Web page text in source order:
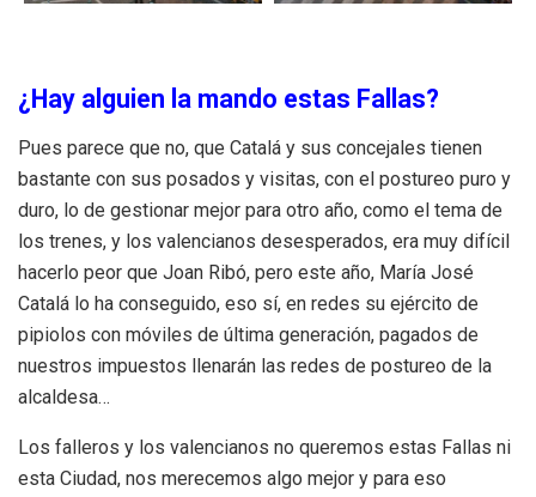
¿Hay alguien la mando estas Fallas?
Pues parece que no, que Catalá y sus concejales tienen
bastante con sus posados y visitas, con el postureo puro y
duro, lo de gestionar mejor para otro año, como el tema de
los trenes, y los valencianos desesperados, era muy difícil
hacerlo peor que Joan Ribó, pero este año, María José
Catalá lo ha conseguido, eso sí, en redes su ejército de
pipiolos con móviles de última generación, pagados de
nuestros impuestos llenarán las redes de postureo de la
alcaldesa…
Los falleros y los valencianos no queremos estas Fallas ni
esta Ciudad, nos merecemos algo mejor y para eso